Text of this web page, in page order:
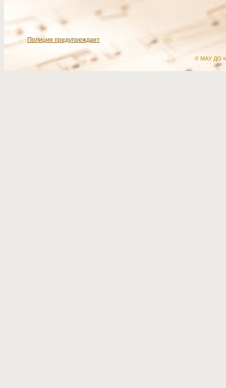
Полиция предупреждает
© МАУ ДО